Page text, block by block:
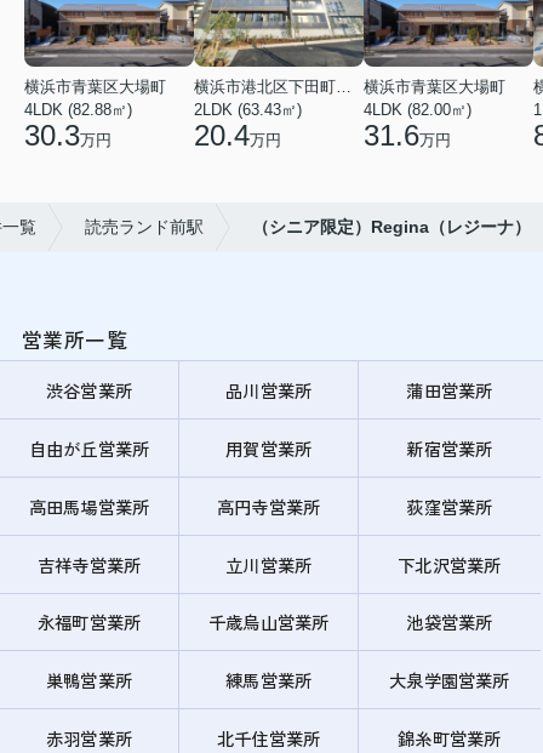
横浜市青葉区大場町
4LDK (82.88㎡)
30.3万円
2LDK (63.43㎡)
20.4万円
横浜市青葉区大場町
4LDK (82.00㎡)
31.6万円
覧 読売ランド前駅 （シニア限定）Regina（レジーナ）
営業所一覧
渋谷営業所 品川営業所 蒲田営業所
自由が丘営業所 用賀営業所 新宿営業所
高田馬場営業所 高円寺営業所 荻窪営業所
吉祥寺営業所 立川営業所 下北沢営業所
永福町営業所 千歳烏山営業所 池袋営業所
巣鴨営業所 練馬営業所 大泉学園営業所
赤羽営業所 北千住営業所 錦糸町営業所